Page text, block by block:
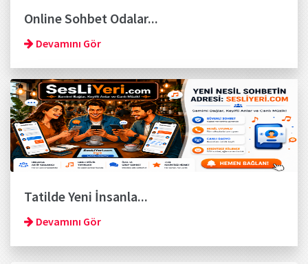
Online Sohbet Odalar...
Devamını Gör
Tatilde Yeni İnsanla...
Devamını Gör